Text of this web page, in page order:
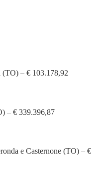
(TO) – € 103.178,92
– € 339.396,87
e Casternone (TO) – €